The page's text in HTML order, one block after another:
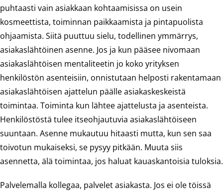
puhtaasti vain asiakkaan kohtaamisissa on usein
kosmeettista, toiminnan paikkaamista ja pintapuolista
ohjaamista. Siitä puuttuu sielu, todellinen ymmärrys,
asiakaslähtöinen asenne. Jos ja kun pääsee nivomaan
asiakaslähtöisen mentaliteetin jo koko yrityksen
henkilöstön asenteisiin, onnistutaan helposti rakentamaan
asiakaslähtöisen ajattelun päälle asiakaskeskeistä
toimintaa. Toiminta kun lähtee ajattelusta ja asenteista.
Henkilöstöstä tulee itseohjautuvia asiakaslähtöiseen
suuntaan. Asenne mukautuu hitaasti mutta, kun sen saa
toivotun mukaiseksi, se pysyy pitkään. Muuta siis
asennetta, älä toimintaa, jos haluat kauaskantoisia tuloksia.
Palvelemalla kollegaa, palvelet asiakasta. Jos ei ole töissä